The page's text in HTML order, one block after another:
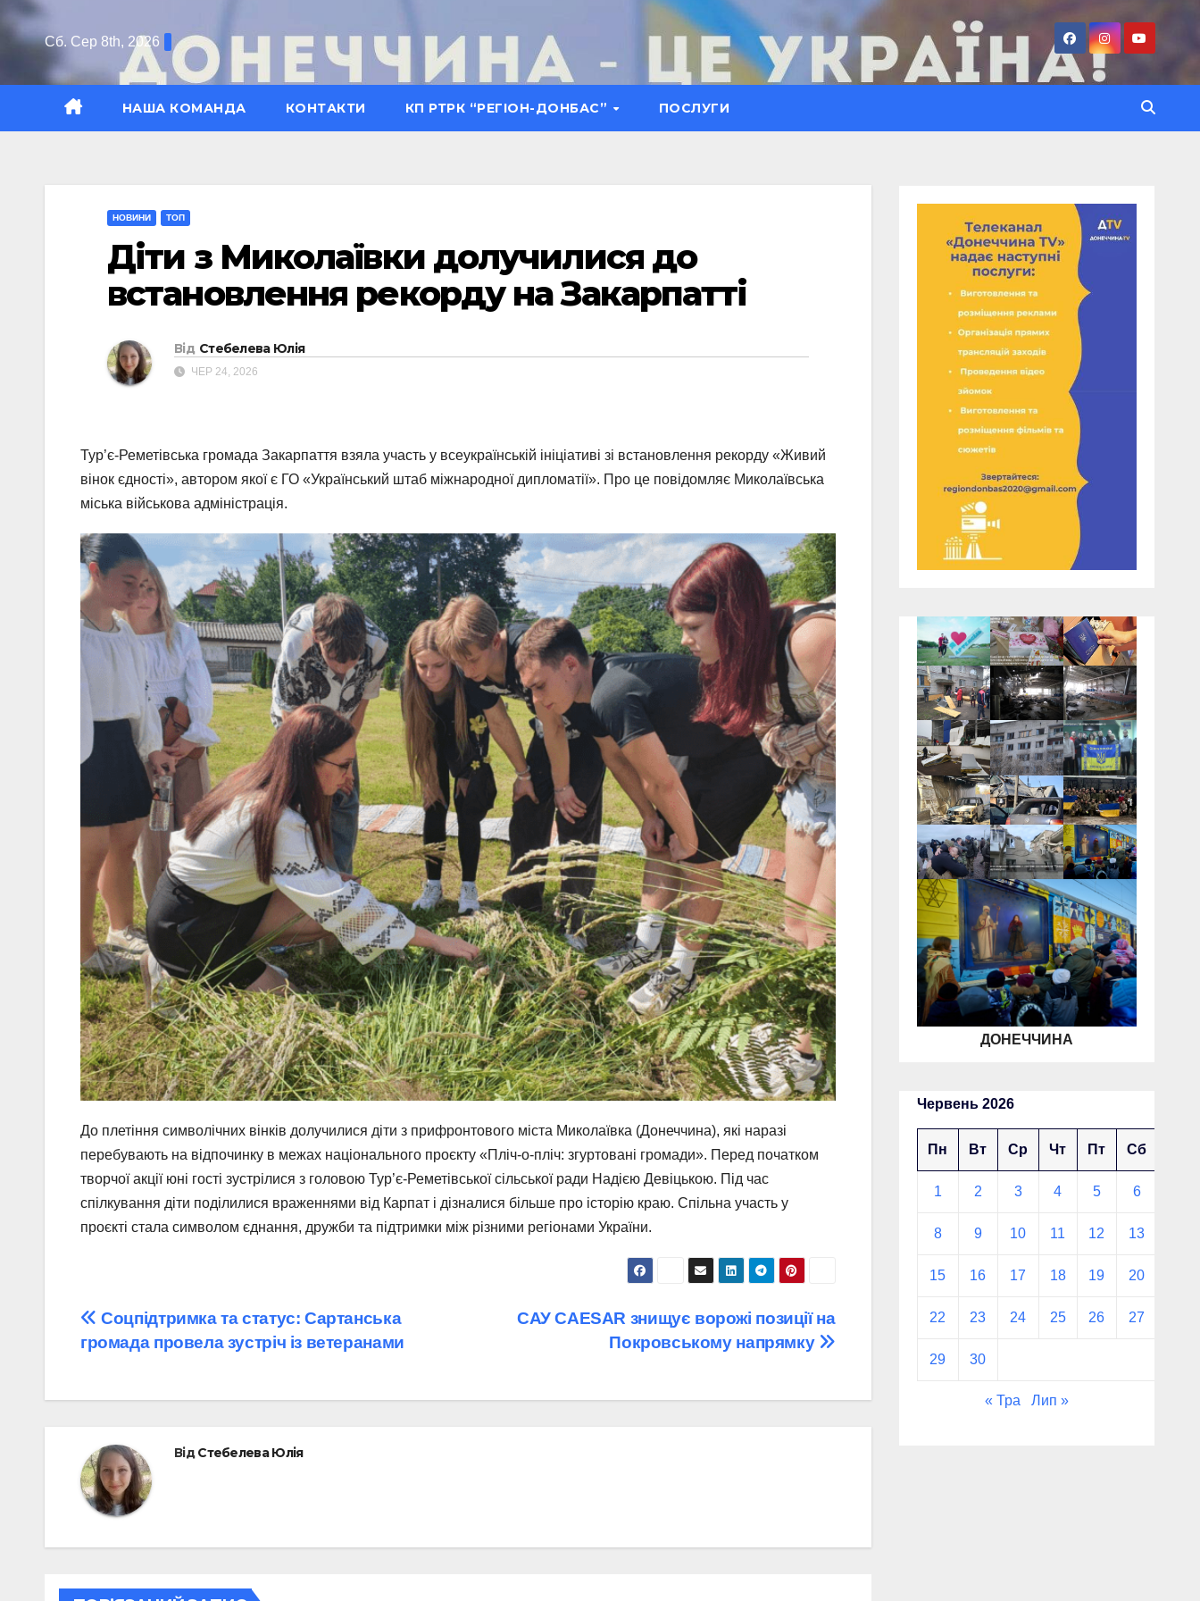
Перейти
Сб. Сер 8th, 2026
НАША КОМАНДА КОНТАКТИ КП РТРК “РЕГІОН-ДОНБАС” ПОСЛУГИ
НОВИНИ ТОП
Діти з Миколаївки долучилися до
встановлення рекорду на Закарпатті
Від Стебелева Юлія
ЧЕР 24, 2026
Тур’є-Реметівська громада Закарпаття взяла участь у всеукраїнській ініціативі зі встановлення рекорду «Живий
вінок єдності», автором якої є ГО «Український штаб міжнародної дипломатії». Про це повідомляє Миколаївська
міська військова адміністрація.
До плетіння символічних вінків долучилися діти з прифронтового міста Миколаївка (Донеччина), які наразі
перебувають на відпочинку в межах національного проєкту «Пліч-о-пліч: згуртовані громади». Перед початком
творчої акції юні гості зустрілися з головою Тур’є-Реметівської сільської ради Надією Девіцькою. Під час
спілкування діти поділилися враженнями від Карпат і дізналися більше про історію краю. Спільна участь у
проєкті стала символом єднання, дружби та підтримки між різними регіонами України.
Навігація
записів
САУ CAESAR знищує ворожі позиції на
Покровському напрямку
Соцпідтримка та статус: Сартанська
громада провела зустріч із ветеранами
ВідСтебелева Юлія
ДОНЕЧЧИНА
Червень 2026
Пн Вт Ср Чт Пт Сб
1 2 3 4 5 6
8 9 10 11 12 13
15 16 17 18 19 20
22 23 24 25 26 27
29 30
« Тра Лип »